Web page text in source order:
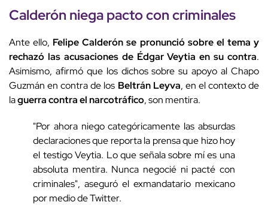
Calderón niega pacto con criminales
Ante ello, Felipe Calderón se pronunció sobre el tema y
rechazó las acusaciones de Édgar Veytia en su contra.
Asimismo, afirmó que los dichos sobre su apoyo al Chapo
Guzmán en contra de los Beltrán Leyva, en el contexto de
laguerra contra el narcotráfico, son mentira.
"Por ahora niego categóricamente las absurdas
declaraciones que reporta la prensa que hizo hoy
el testigo Veytia. Lo que señala sobre mí es una
absoluta mentira. Nunca negocié ni pacté con
criminales", aseguró el exmandatario mexicano
por medio de Twitter.